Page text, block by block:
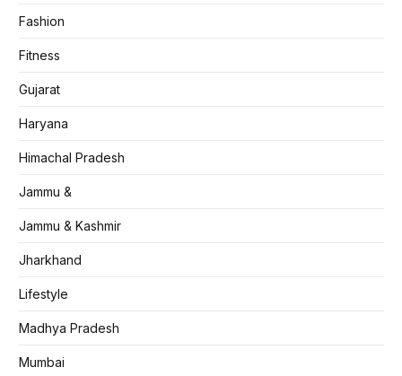
Fashion
Fitness
Gujarat
Haryana
Himachal Pradesh
Jammu &
Jammu & Kashmir
Jharkhand
Lifestyle
Madhya Pradesh
Mumbai